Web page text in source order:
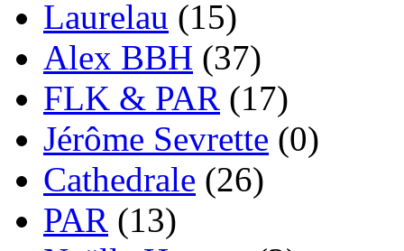
Laurelau (15)
Alex BBH (37)
FLK & PAR (17)
Jérôme Sevrette (0)
Cathedrale (26)
PAR (13)